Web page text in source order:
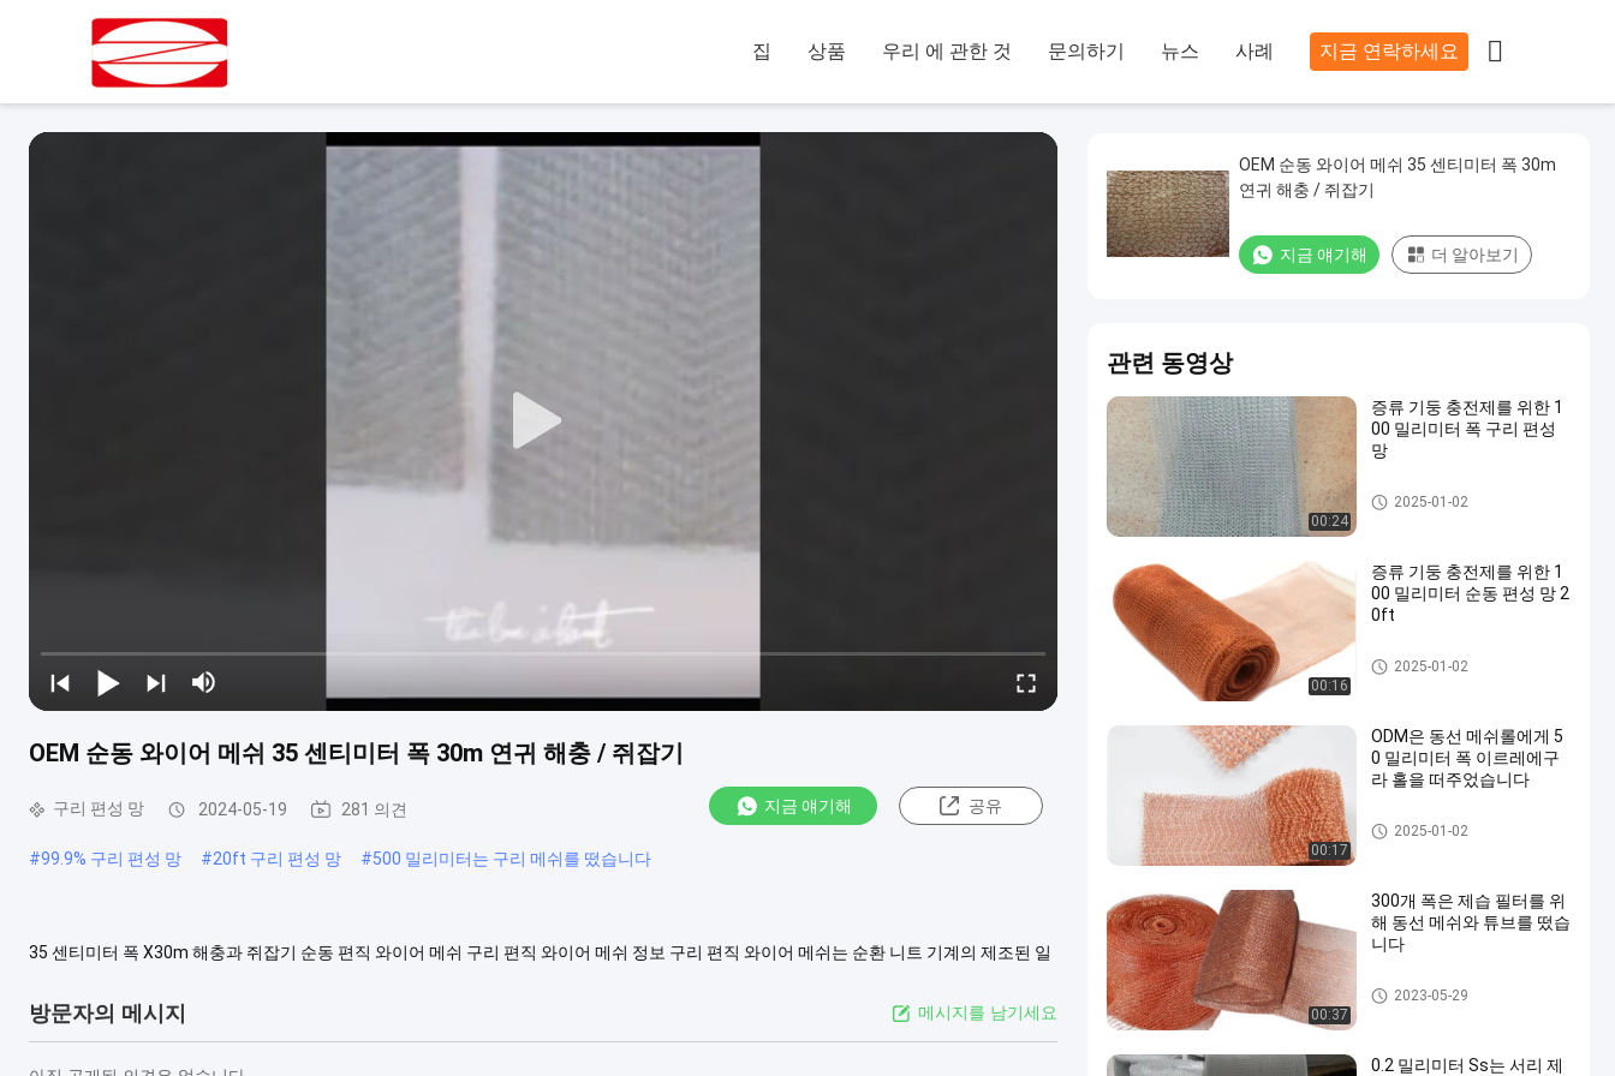
집 상품 우리 에 관한 것 문의하기 뉴스 사례 지금 연락하세요 
OEM 순동 와이어 메쉬 35 센티미터 폭 30m 연귀 해충 / 쥐잡기
구리 편성 망 2024-05-19 281 의견 지금 얘기해 공유
#99.9% 구리 편성 망 #20ft 구리 편성 망 #500 밀리미터는 구리 메쉬를 떴습니다
35 센티미터 폭 X30m 해충과 쥐잡기 순동 편직 와이어 메쉬 구리 편직 와이어 메쉬 정보 구리 편직 와이어 메쉬는 순환 니트 기계의 제조된 일
니다. 다양한 소재 와이어는 상호 연결된 와이어 고리의 연속적인 저장의 ...
방문자의 메시지 메시지를 남기세요
OEM 순동 와이어 메쉬 35 센티미터 폭 30m
연귀 해충 / 쥐잡기
지금 얘기해 더 알아보기
관련 동영상
00:24
증류 기둥 충전제를 위한 1
00 밀리미터 폭 구리 편성
망
구리 편성 망
2025-01-02
00:16
증류 기둥 충전제를 위한 1
00 밀리미터 순동 편성 망 2
0ft
구리 편성 망
2025-01-02
00:17
ODM은 동선 메쉬롤에게 5
0 밀리미터 폭 이르레에구
라 홀을 떠주었습니다
구리 편성 망
2025-01-02
00:37
300개 폭은 제습 필터를 위
해 동선 메쉬와 튜브를 떴습
니다
구리 편성 망
2023-05-29
0.2 밀리미터 Ss는 서리 제